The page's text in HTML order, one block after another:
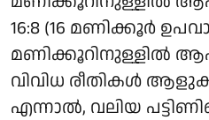
16:8 (16 മണിക്കൂര്‍
മണിക്കൂറിനുള്ളില്‍
വിവിധ രീതികള്‍
എന്നാല്‍, വലിയ